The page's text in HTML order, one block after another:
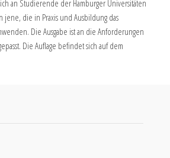
an Studierende der Hamburger Universitäten
jene, die in Praxis und Ausbildung das
Die Ausgabe ist an die Anforderungen
Die Auflage befindet sich auf dem